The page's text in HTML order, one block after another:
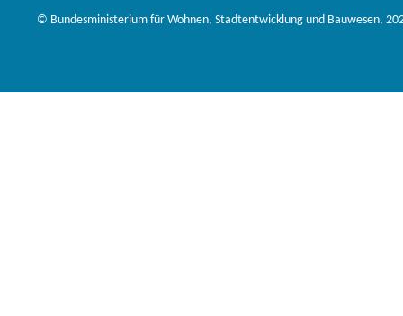
© Bundesministerium für Wohnen, Stadtentwicklung und Bauwesen,